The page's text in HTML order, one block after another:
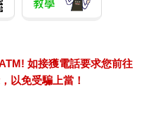
如接獲電話要求您前往
以免受騙上當！